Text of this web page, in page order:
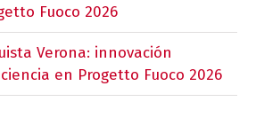
Fuoco 2026
Verona: innovación
en Progetto Fuoco 2026